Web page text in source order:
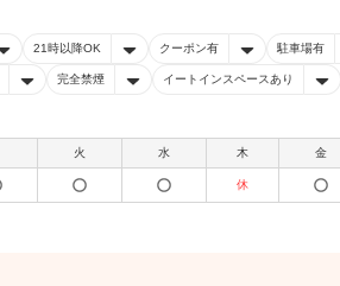
21時以降OK クーポン有 駐車場有
完全禁煙 イートインスペースあり
火 水 木 金
休